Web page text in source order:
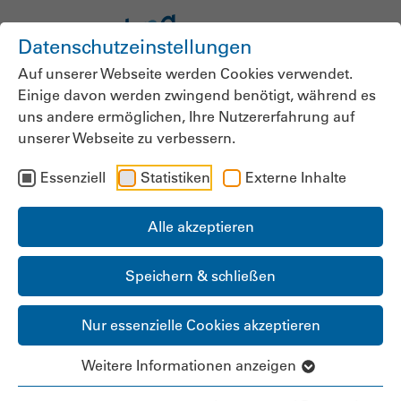
Datenschutzeinstellungen
Auf unserer Webseite werden Cookies verwendet.
Einige davon werden zwingend benötigt, während es
uns andere ermöglichen, Ihre Nutzererfahrung auf
unserer Webseite zu verbessern.
Essenziell Statistiken Externe Inhalte
Alle akzeptieren
Speichern & schließen
Nur essenzielle Cookies akzeptieren
Weitere Informationen anzeigen
News der
bpa.Landesgruppe
Rheinland-Pfalz
Bei Pflegereform ist
auch Rheinland-Pfalz
in der Pflicht: „Die